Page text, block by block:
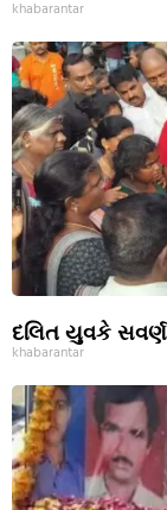
khabarantar
દલિત યુવકે
khabarantar